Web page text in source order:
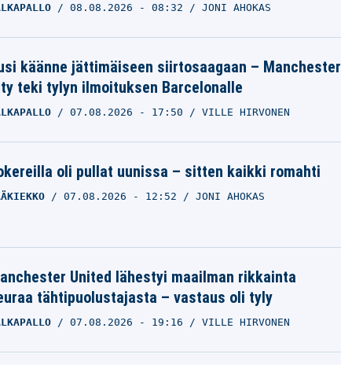
08.08.2026 - 08:32 JONI AHOKAS
käänne jättimäiseen siirtosaagaan – Manchester
teki tylyn ilmoituksen Barcelonalle
07.08.2026 - 17:50 VILLE HIRVONEN
oli pullat uunissa – sitten kaikki romahti
07.08.2026 - 12:52 JONI AHOKAS
United lähestyi maailman rikkainta
tähtipuolustajasta – vastaus oli tyly
07.08.2026 - 19:16 VILLE HIRVONEN